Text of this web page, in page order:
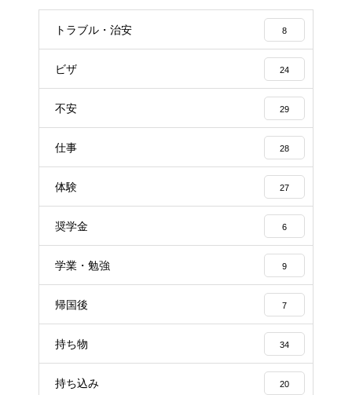
トラブル・治安 8
ビザ 24
不安 29
仕事 28
体験 27
奨学金 6
学業・勉強 9
帰国後 7
持ち物 34
持ち込み 20